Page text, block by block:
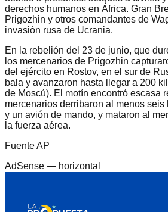
derechos humanos en África. Gran
Prigozhin y otros comandantes de
invasión rusa de Ucrania.
En la rebelión del 23 de junio, que
los mercenarios de Prigozhin
del ejército en Rostov, en el sur de
bala y avanzaron hasta llegar a 200
de Moscú). El motín encontró escasa
mercenarios derribaron al menos
y un avión de mando, y mataron al
la fuerza aérea.
Fuente AP
AdSense — horizontal